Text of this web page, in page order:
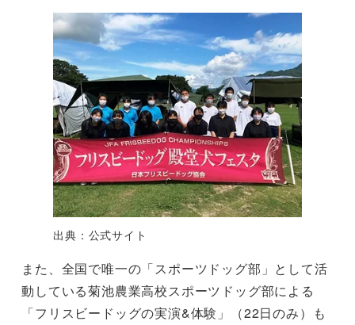
出典：公式サイト
また、全国で唯一の「スポーツドッグ部」として活
動している​​菊池農業高校スポーツドッグ部による
「フリスビードッグの実演&体験」（22日のみ）も